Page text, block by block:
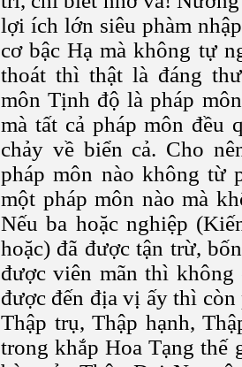
lợi ích lớn siêu phàm
cơ bậc Hạ mà không tự
thoát thì thật là đáng
môn Tịnh độ là pháp
mà tất cả pháp môn đều
chảy về biển cả. Cho
pháp môn nào không từ
một pháp môn nào mà
Nếu ba hoặc nghiệp
hoặc) đã được tận trừ,
được viên mãn thì
được đến địa vị ấy thì
Thập trụ, Thập hạnh,
trong khắp Hoa Tạng